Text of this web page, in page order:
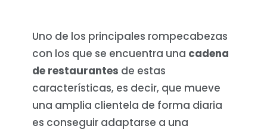
Uno de los principales rompecabezas
con los que se encuentra una cadena
de restaurantes de estas
características, es decir, que mueve
una amplia clientela de forma diaria
es conseguir adaptarse a una